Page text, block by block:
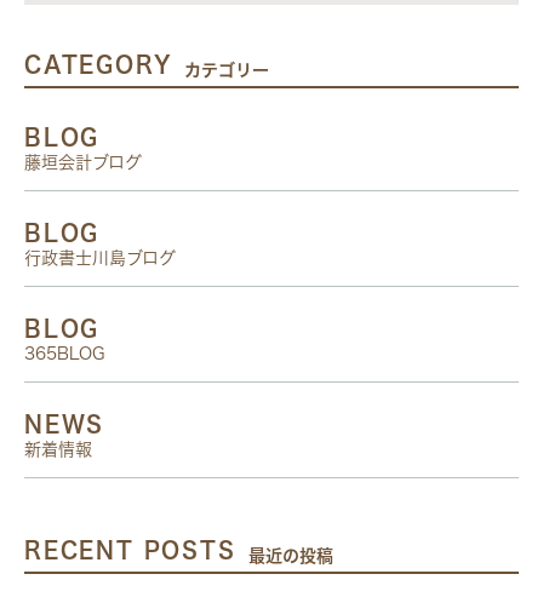
CATEGORY カテゴリー
BLOG
藤垣会計ブログ
BLOG
行政書士川島ブログ
BLOG
365BLOG
NEWS
新着情報
RECENT POSTS 最近の投稿